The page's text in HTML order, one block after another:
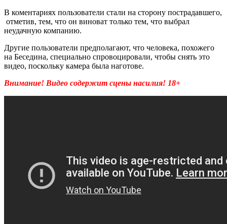
В коментариях пользователи стали на сторону пострадавшего,
отметив, тем, что он виноват только тем, что выбрал
неудачную компанию.
Другие пользователи предполагают, что человека, похожего
на Беседина, специально спровоцировали, чтобы снять это
видео, поскольку камера была наготове.
Внимание! Видео содержит сцены насилия! 18+